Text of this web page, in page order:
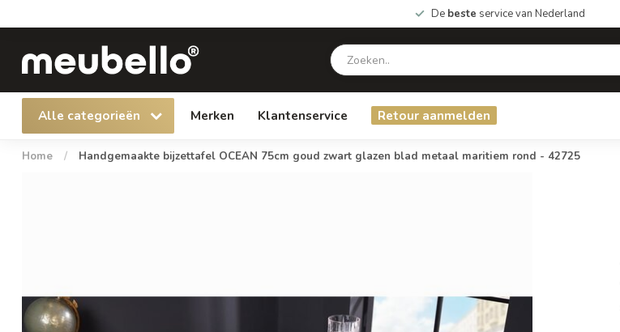
De beste service van Nederland
Alle categorieën Merken Klantenservice Retour aanmelden
Home / Handgemaakte bijzettafel OCEAN 75cm goud zwart glazen blad metaal maritiem rond - 42725